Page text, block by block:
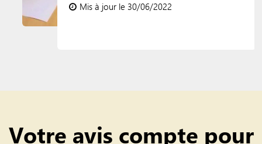
Mis à jour le 30/06/2022
Votre avis compte pour